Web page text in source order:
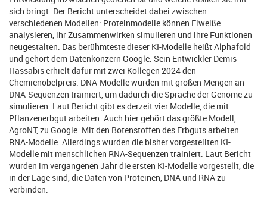
sich bringt. Der Bericht unterscheidet dabei zwischen
verschiedenen Modellen: Proteinmodelle können Eiweiße
analysieren, ihr Zusammenwirken simulieren und ihre Funktionen
neugestalten. Das berühmteste dieser KI-Modelle heißt Alphafold
und gehört dem Datenkonzern Google. Sein Entwickler Demis
Hassabis erhielt dafür mit zwei Kollegen 2024 den
Chemienobelpreis. DNA-Modelle wurden mit großen Mengen an
DNA-Sequenzen trainiert, um dadurch die Sprache der Genome zu
simulieren. Laut Bericht gibt es derzeit vier Modelle, die mit
Pflanzenerbgut arbeiten. Auch hier gehört das größte Modell,
AgroNT, zu Google. Mit den Botenstoffen des Erbguts arbeiten
RNA-Modelle. Allerdings wurden die bisher vorgestellten KI-
Modelle mit menschlichen RNA-Sequenzen trainiert. Laut Bericht
wurden im vergangenen Jahr die ersten KI-Modelle vorgestellt, die
in der Lage sind, die Daten von Proteinen, DNA und RNA zu
verbinden.